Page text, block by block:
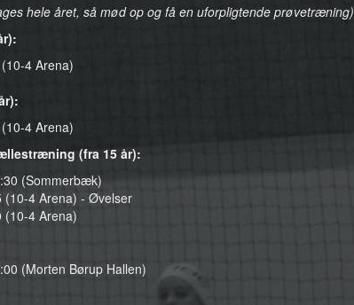
hele året, så mød op og få en uforpligtende prøvetræning)
4 Arena)
10-4 Arena)
(fra 15 år):
(Sommerbæk)
(10-4 Arena) - Øvelser
(10-4 Arena)
(Morten Børup Hallen)